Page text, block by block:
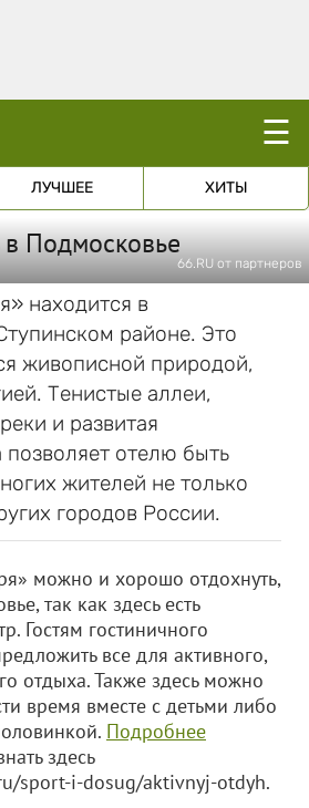
☰
ЛУЧШЕЕ ХИТЫ
в Подмосковье
66.RU от партнеров
находится в
районе. Это
живописной природой,
Тенистые аллеи,
и развитая
позволяет отелю быть
жителей не только
городов России.
можно и хорошо отдохнуть,
так как здесь есть
Гостям гостиничного
все для активного,
отдыха. Также здесь можно
время вместе с детьми либо
Подробнее
здесь
sport-i-dosug/aktivnyj-otdyh.